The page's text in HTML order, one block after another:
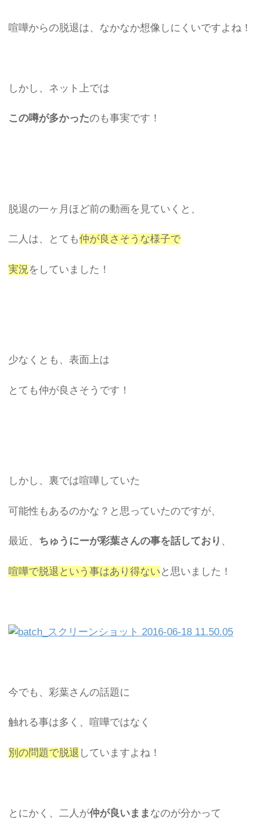
喧嘩からの脱退は、なかなか想像しにくいですよね！
しかし、ネット上では
この噂が多かったのも事実です！
脱退の一ヶ月ほど前の動画を見ていくと、
二人は、とても仲が良さそうな様子で
実況をしていました！
少なくとも、表面上は
とても仲が良さそうです！
しかし、裏では喧嘩していた
可能性もあるのかな？と思っていたのですが、
最近、 ちゅうにーが彩葉さんの事を話しており 、
喧嘩で脱退という事はあり得ない と思いました！
今でも、彩葉さんの話題に
触れる事は多く、喧嘩ではなく
別の問題で脱退 していますよね！
とにかく、二人が仲が良いまま なのが分かって